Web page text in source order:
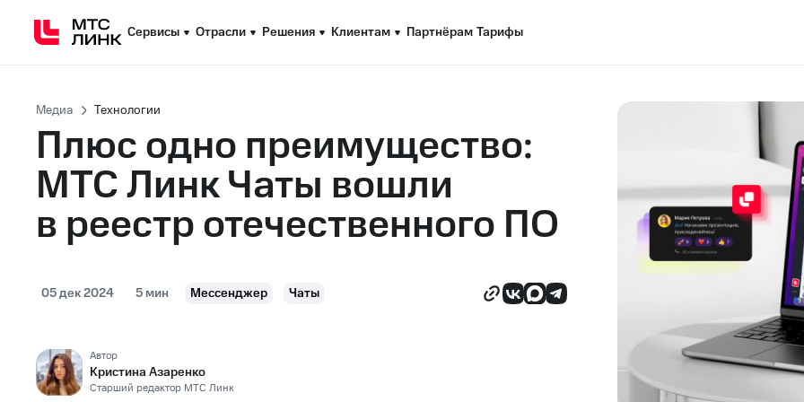
Сервисы Отрасли Решения Клиентам Партнёрам Тарифы
Сервисы Отрасли Решения Клиентам Партнёрам Тарифы
Медиа Технологии
Плюс одно преимущество:
МТС Линк Чаты вошли
в реестр отечественного ПО
05 дек 2024 5 мин Мессенджер Чаты
Автор
Кристина Азаренко
Старший редактор МТС Линк